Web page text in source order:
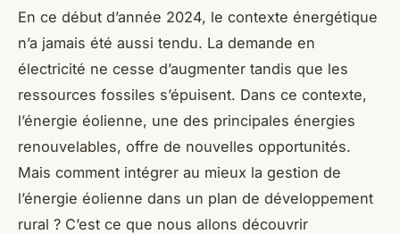
En ce début d’année 2024, le contexte énergétique
n’a jamais été aussi tendu. La demande en
électricité ne cesse d’augmenter tandis que les
ressources fossiles s’épuisent. Dans ce contexte,
l’énergie éolienne, une des principales énergies
renouvelables, offre de nouvelles opportunités.
Mais comment intégrer au mieux la gestion de
l’énergie éolienne dans un plan de développement
rural ? C’est ce que nous allons découvrir